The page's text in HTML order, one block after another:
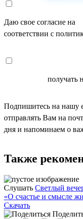
Даю свое согласие на
соответствии с
получать
Подпишитесь на нашу
отправлять Вам на
дня и напоминаем о
Также
Слушать Светлый
«О счастье и смысле
Скачать